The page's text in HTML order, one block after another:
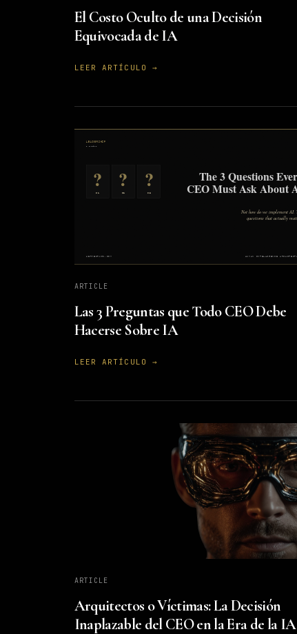
El Costo Oculto de una Decisión
Equivocada de IA
LEER ARTÍCULO →
ARTICLE
Las 3 Preguntas que Todo CEO Debe
Hacerse Sobre IA
LEER ARTÍCULO →
ARTICLE
Arquitectos o Víctimas: La Decisión
Inaplazable del CEO en la Era de la IA